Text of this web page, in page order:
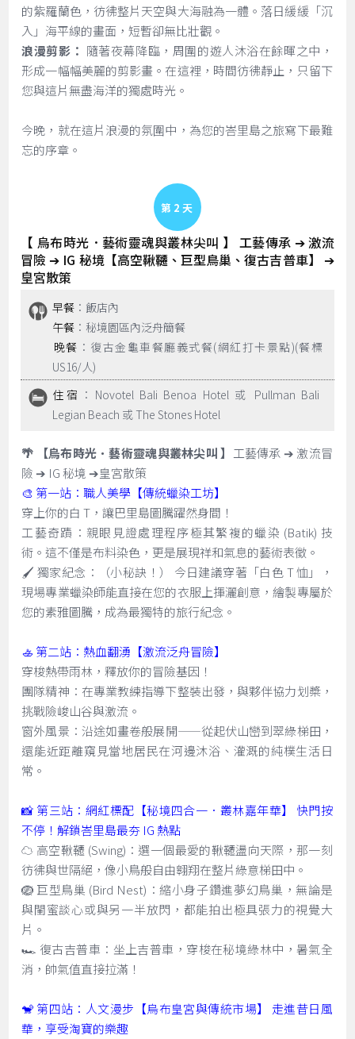
的紫羅蘭色，彷彿整片天空與大海融為一體。落日緩緩「沉
入」海平線的畫面，短暫卻無比壯觀。
浪漫剪影： 隨著夜幕降臨，周圍的遊人沐浴在餘暉之中，
形成一幅幅美麗的剪影畫。在這裡，時間彷彿靜止，只留下
您與這片無盡海洋的獨處時光。
今晚，就在這片浪漫的氛圍中，為您的峇里島之旅寫下最難
忘的序章。
Day 2
【 烏布時光．藝術靈魂與叢林尖叫 】 工藝傳承 ➔ 激流
冒險 ➔ IG 秘境【高空鞦韆、巨型鳥巢、復古吉普車】 ➔
皇宮散策
早餐 ：飯店內
午餐 ：秘境園區內泛舟簡餐
晚餐 ：復古金龜車餐廳義式餐(網紅打卡景點)(餐標
US16/人)
住宿 ：Novotel Bali Benoa Hotel 或 Pullman Bali
Legian Beach 或 The Stones Hotel
🌴 【烏布時光．藝術靈魂與叢林尖叫 】 工藝傳承 ➔ 激流冒
險 ➔ IG 秘境 ➔皇宮散策
🎨 第一站：職人美學【傳統蠟染工坊】
穿上你的白 T，讓巴里島圖騰躍然身間！
工藝奇蹟：親眼見證處理程序極其繁複的蠟染 (Batik) 技
術。這不僅是布料染色，更是展現祥和氣息的藝術表徵。
🖌️ 獨家紀念：（小秘訣！） 今日建議穿著「白色 T 恤」，
現場專業蠟染師能直接在您的衣服上揮灑創意，繪製專屬於
您的素雅圖騰，成為最獨特的旅行紀念。
🚣 第二站：熱血翻湧【激流泛舟冒險】
穿梭熱帶雨林，釋放你的冒險基因！
團隊精神：在專業教練指導下整裝出發，與夥伴協力划槳，
挑戰險峻山谷與激流。
窗外風景：沿途如畫卷般展開——從起伏山巒到翠綠梯田，
還能近距離窺見當地居民在河邊沐浴、灌溉的純樸生活日
常。
📸 第三站：網紅標配【秘境四合一．叢林嘉年華】 快門按
不停！解鎖峇里島最夯 IG 熱點
☁️ 高空鞦韆 (Swing)：選一個最愛的鞦韆盪向天際，那一刻
彷彿與世隔絕，像小鳥般自由翱翔在整片綠意梯田中。
🪺 巨型鳥巢 (Bird Nest)：縮小身子鑽進夢幻鳥巢，無論是
與閨蜜談心或與另一半放閃，都能拍出極具張力的視覺大
片。
🏎️ 復古吉普車：坐上吉普車，穿梭在秘境綠林中，暑氣全
消，帥氣值直接拉滿！
🐒 第四站：人文漫步【烏布皇宮與傳統市場】 走進昔日風
華，享受淘寶的樂趣